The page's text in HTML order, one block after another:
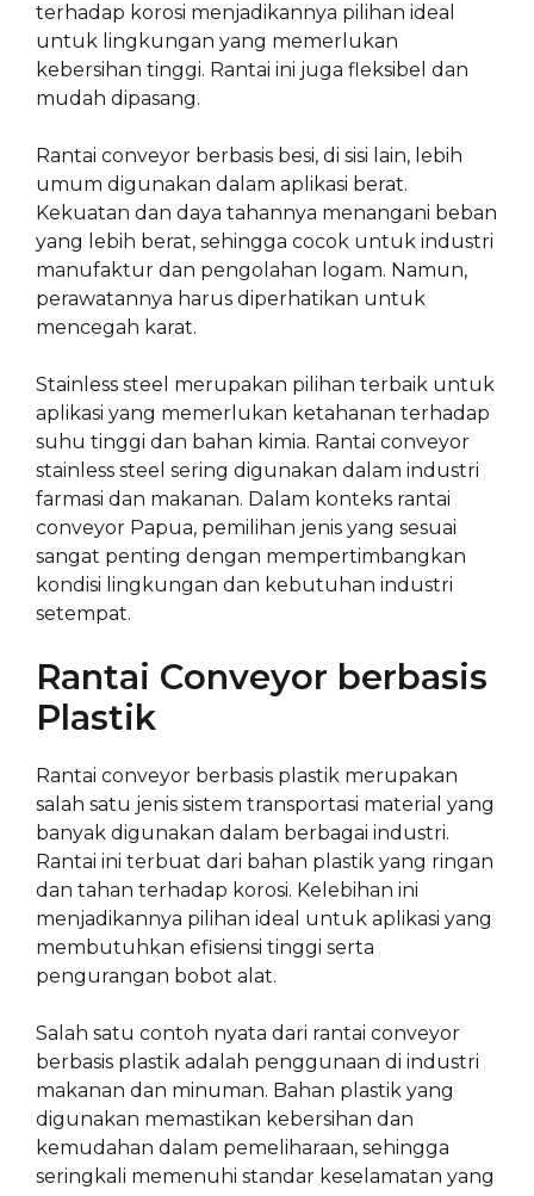
terhadap korosi menjadikannya pilihan ideal
untuk lingkungan yang memerlukan
kebersihan tinggi. Rantai ini juga fleksibel dan
mudah dipasang.
Rantai conveyor berbasis besi, di sisi lain, lebih
umum digunakan dalam aplikasi berat.
Kekuatan dan daya tahannya menangani beban
yang lebih berat, sehingga cocok untuk industri
manufaktur dan pengolahan logam. Namun,
perawatannya harus diperhatikan untuk
mencegah karat.
Stainless steel merupakan pilihan terbaik untuk
aplikasi yang memerlukan ketahanan terhadap
suhu tinggi dan bahan kimia. Rantai conveyor
stainless steel sering digunakan dalam industri
farmasi dan makanan. Dalam konteks rantai
conveyor Papua, pemilihan jenis yang sesuai
sangat penting dengan mempertimbangkan
kondisi lingkungan dan kebutuhan industri
setempat.
Rantai Conveyor berbasis
Plastik
Rantai conveyor berbasis plastik merupakan
salah satu jenis sistem transportasi material yang
banyak digunakan dalam berbagai industri.
Rantai ini terbuat dari bahan plastik yang ringan
dan tahan terhadap korosi. Kelebihan ini
menjadikannya pilihan ideal untuk aplikasi yang
membutuhkan efisiensi tinggi serta
pengurangan bobot alat.
Salah satu contoh nyata dari rantai conveyor
berbasis plastik adalah penggunaan di industri
makanan dan minuman. Bahan plastik yang
digunakan memastikan kebersihan dan
kemudahan dalam pemeliharaan, sehingga
seringkali memenuhi standar keselamatan yang